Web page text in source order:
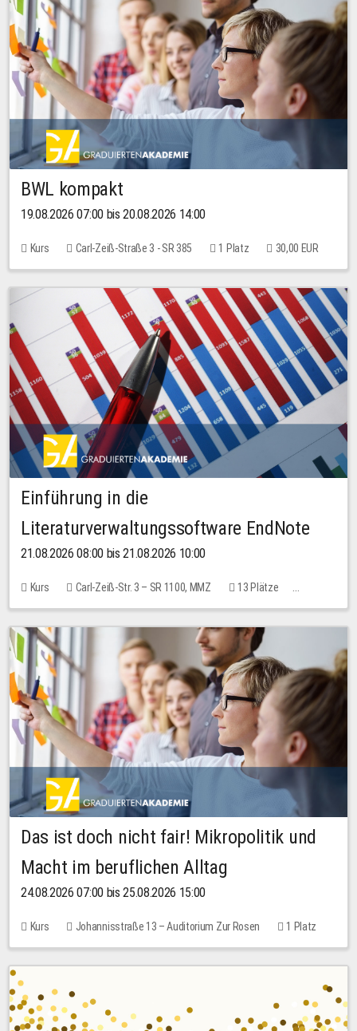
BWL kompakt
19.08.2026 07:00 bis 20.08.2026 14:00
Kurs Carl-Zeiß-Straße 3 - SR 385 1 Platz 30,00 EUR
Einführung in die
Literaturverwaltungssoftware EndNote
21.08.2026 08:00 bis 21.08.2026 10:00
Kurs Carl-Zeiß-Str. 3 – SR 1100, MMZ
13 Plätze
10,00 EUR
Das ist doch nicht fair! Mikropolitik und
Macht im beruflichen Alltag
24.08.2026 07:00 bis 25.08.2026 15:00
Kurs Johannisstraße 13 – Auditorium Zur Rosen
1 Platz
30,00 EUR